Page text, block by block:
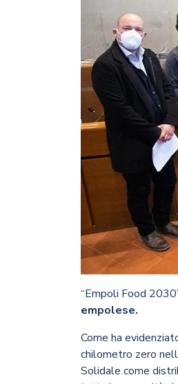
“Empoli Food
empolese.
Come ha
chilometro zero
Solidale come